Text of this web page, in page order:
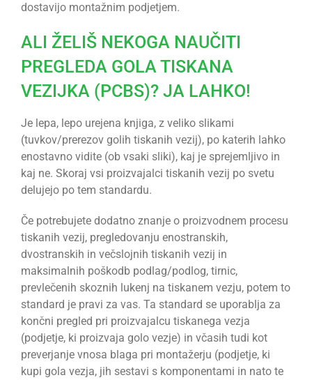
dostavijo montažnim podjetjem.
ALI ŽELIŠ NEKOGA NAUČITI
PREGLEDA GOLA TISKANA
VEZIJKA (PCBS)? JA LAHKO!
Je lepa, lepo urejena knjiga, z veliko slikami
(tuvkov/prerezov golih tiskanih vezij), po katerih lahko
enostavno vidite (ob vsaki sliki), kaj je sprejemljivo in
kaj ne. Skoraj vsi proizvajalci tiskanih vezij po svetu
delujejo po tem standardu.
Če potrebujete dodatno znanje o proizvodnem procesu
tiskanih vezij, pregledovanju enostranskih,
dvostranskih in večslojnih tiskanih vezij in
maksimalnih poškodb podlag/podlog, tirnic,
prevlečenih skoznih lukenj na tiskanem vezju, potem to
standard je pravi za vas. Ta standard se uporablja za
končni pregled pri proizvajalcu tiskanega vezja
(podjetje, ki proizvaja golo vezje) in včasih tudi kot
preverjanje vnosa blaga pri montažerju (podjetje, ki
kupi gola vezja, jih sestavi s komponentami in nato te